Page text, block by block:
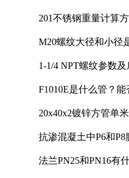
201不锈钢重量计算
M20螺纹大径和小径
1-1/4 NPT螺纹参数
F1010E是什么管？能
20x40x2镀锌方管单
抗渗混凝土中P6和
法兰PN25和PN16有